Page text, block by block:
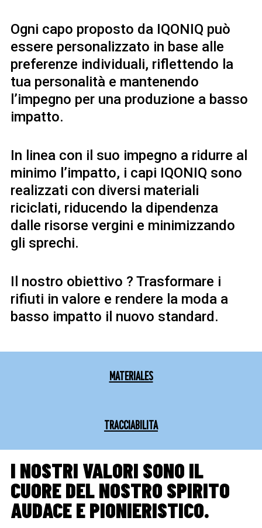
Ogni capo proposto da IQONIQ può
essere personalizzato in base alle
preferenze individuali, riflettendo la
tua personalità e mantenendo
l’impegno per una produzione a basso
impatto.
In linea con il suo impegno a ridurre al
minimo l’impatto, i capi IQONIQ sono
realizzati con diversi materiali
riciclati, riducendo la dipendenza
dalle risorse vergini e minimizzando
gli sprechi.
Il nostro obiettivo ? Trasformare i
rifiuti in valore e rendere la moda a
basso impatto il nuovo standard.
MATERIALES
TRACCIABILITA
I NOSTRI VALORI SONO IL
CUORE DEL NOSTRO SPIRITO
AUDACE E PIONIERISTICO.